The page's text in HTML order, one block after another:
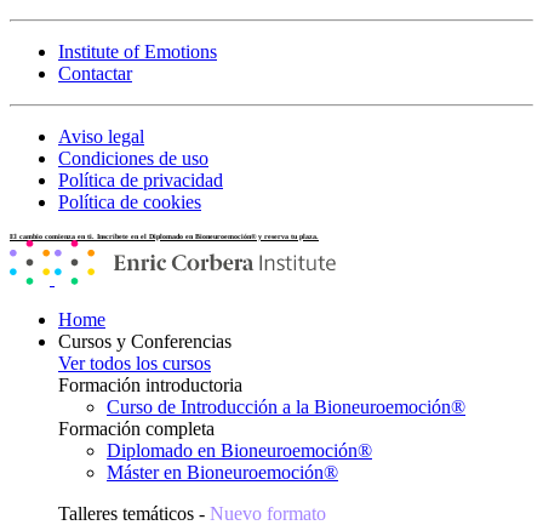
Institute of Emotions
Contactar
Aviso legal
Condiciones de uso
Política de privacidad
Política de cookies
El cambio comienza en ti. Inscríbete en el Diplomado en Bioneuroemoción® y reserva tu plaza.
Home
Cursos y Conferencias
Ver todos los cursos
Formación introductoria
Curso de Introducción a la Bioneuroemoción®
Formación completa
Diplomado en Bioneuroemoción®
Máster en Bioneuroemoción®
Talleres temáticos - Nuevo formato